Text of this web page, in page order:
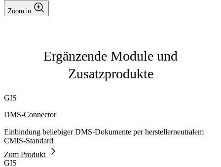
Zoom in
Ergänzende Module und
Zusatzprodukte
GIS
DMS-Connector
Einbindung beliebiger DMS-Dokumente per herstellerneutralem
CMIS-Standard
Zum Produkt
GIS